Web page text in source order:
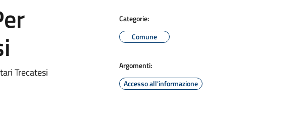
Trecatesi
Categorie:
Comune
Argomenti:
Accesso all'informazione